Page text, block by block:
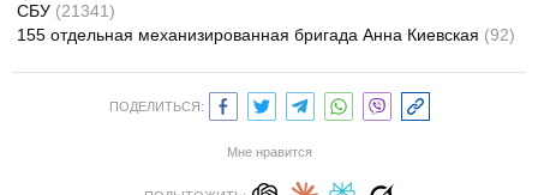
СБУ (21341)
155 отдельная механизированная бригада Анна Киевская (92)
ПОДЕЛИТЬСЯ:
Мне нравится